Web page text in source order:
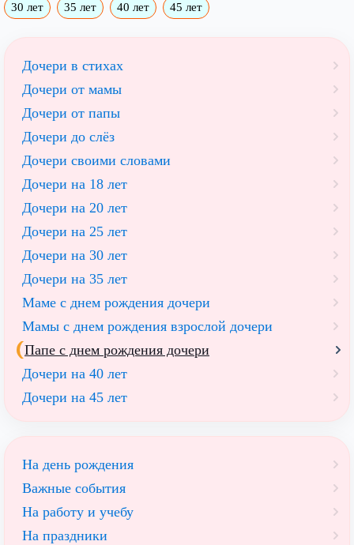
30 лет 35 лет 40 лет 45 лет
Дочери в стихах
Дочери от мамы
Дочери от папы
Дочери до слёз
Дочери своими словами
Дочери на 18 лет
Дочери на 20 лет
Дочери на 25 лет
Дочери на 30 лет
Дочери на 35 лет
Маме с днем рождения дочери
Мамы с днем рождения взрослой дочери
Папе с днем рождения дочери
Дочери на 40 лет
Дочери на 45 лет
На день рождения
Важные события
На работу и учебу
На праздники